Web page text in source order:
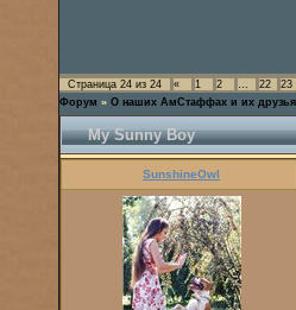
Страница 24 из 24 « 1 2 … 22 23
Форум » О наших АмСтаффах и их
My Sunny Boy
SunshineOwl